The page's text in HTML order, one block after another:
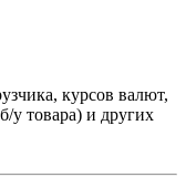
курсов валют,
у товара) и других